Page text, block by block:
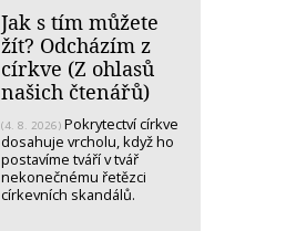
Jak s tím můžete
žít? Odcházím z
církve (Z ohlasů
našich čtenářů)
(4. 8. 2026) Pokrytectví církve
dosahuje vrcholu, když ho
postavíme tváří v tvář
nekonečnému řetězci
církevních skandálů.